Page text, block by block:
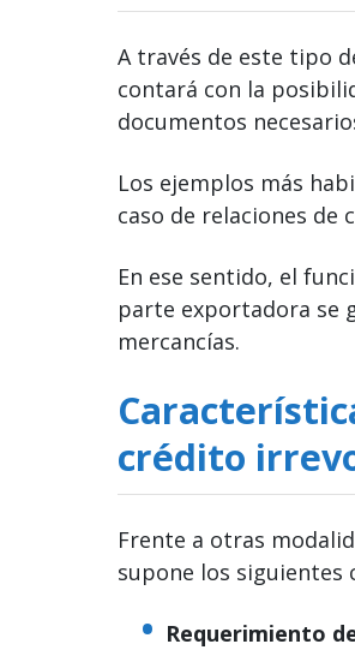
A través de este tipo
contará con la
documentos
Los ejemplos más
caso de relaciones de
En ese sentido, el
parte exportadora se
mercancías.
crédito
Frente a otras
supone los siguientes
Requerimiento